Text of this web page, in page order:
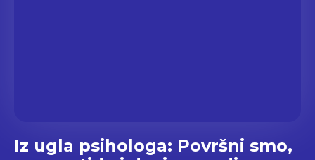
Iz ugla psihologa: Površni smo,